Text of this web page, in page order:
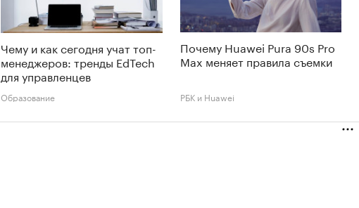
Чему и как сегодня учат топ-
менеджеров: тренды EdTech
для управленцев
Образование
Почему Huawei Pura 90s Pro
Max меняет правила съемки
РБК и Huawei